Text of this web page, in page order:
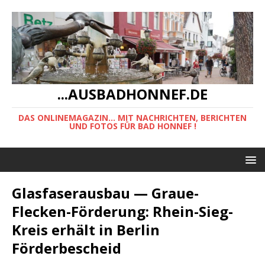
...AUSBADHONNEF.DE
DAS ONLINEMAGAZIN... MIT NACHRICHTEN, BERICHTEN
UND FOTOS FÜR BAD HONNEF !
Glasfaserausbau — Graue-
Flecken-Förderung: Rhein-Sieg-
Kreis erhält in Berlin
Förderbescheid